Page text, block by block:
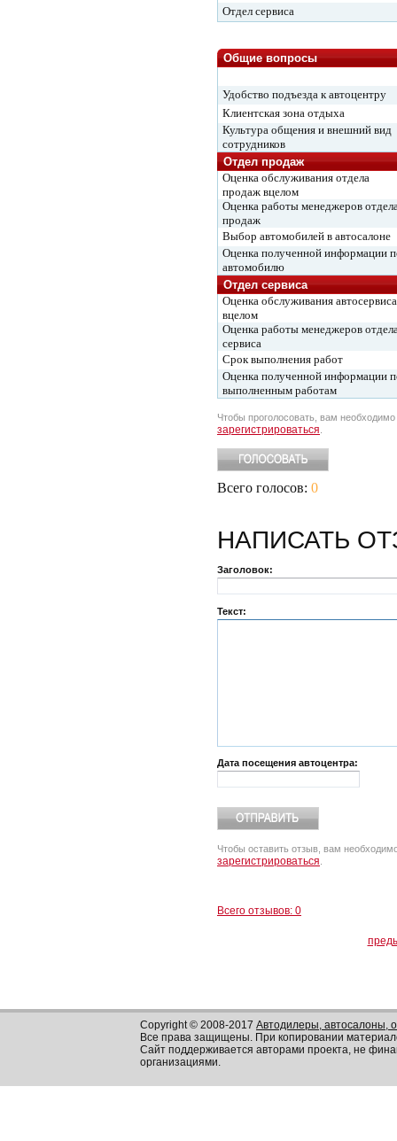
Отдел сервиса
Общие вопросы
Удобство подъезда к автоцентру
Клиентская зона отдыха
Культура общения и внешний вид
сотрудников
Отдел продаж
Оценка обслуживания отдела
продаж вцелом
Оценка работы менеджеров
продаж
Выбор автомобилей в автосалоне
Оценка полученной информации
автомобилю
Отдел сервиса
Оценка обслуживания автосервиса
вцелом
Оценка работы менеджеров
сервиса
Срок выполнения работ
Оценка полученной информации
выполненным работам
Чтобы проголосовать, вам необходимо
зарегистрироваться
Всего голосов: 0
НАПИСАТЬ
Заголовок:
Текст:
Дата посещения автоцентра:
Чтобы оставить отзыв, вам
зарегистрироваться
Всего отзывов: 0
Copyright © 2008-2017 Автодилеры, автосалоны,
Все права защищены. При копировании
Сайт поддерживается авторами проекта, не
организациями.